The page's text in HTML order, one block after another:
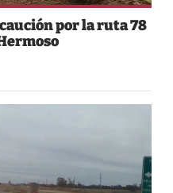
por la ruta 78